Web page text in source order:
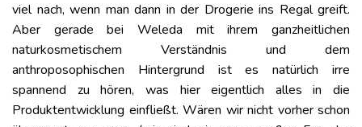
viel nach, wenn man dann in der Drogerie ins Regal greift.
Aber gerade bei Weleda mit ihrem ganzheitlichen
naturkosmetischem Verständnis und dem
anthroposophischen Hintergrund ist es natürlich irre
spannend zu hören, was hier eigentlich alles in die
Produktentwicklung einfließt. Wären wir nicht vorher schon